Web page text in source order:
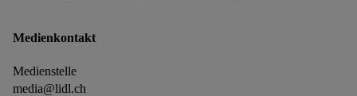
Medienkontakt
Medienstelle
media@lidl.ch